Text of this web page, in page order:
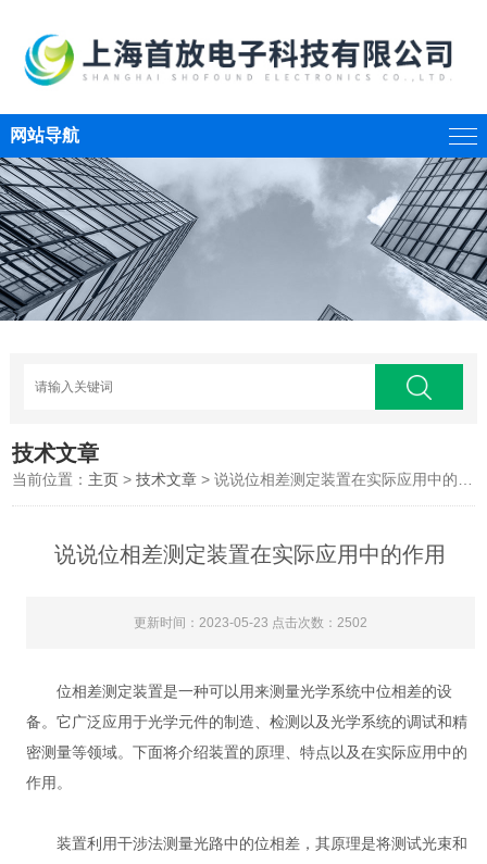
网站导航
技术文章
当前位置： 主页 >技术文章 > 说说位相差测定装置在实际应用中的作用
说说位相差测定装置在实际应用中的作用
更新时间：2023-05-23 点击次数：2502
位相差测定装置是一种可以用来测量光学系统中位相差的设
备。它广泛应用于光学元件的制造、检测以及光学系统的调试和精
密测量等领域。下面将介绍装置的原理、特点以及在实际应用中的
作用。
装置利用干涉法测量光路中的位相差，其原理是将测试光束和